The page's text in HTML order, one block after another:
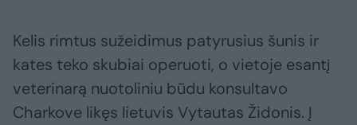
Kelis rimtus sužeidimus patyrusius šunis ir
kates teko skubiai operuoti, o vietoje esantį
veterinarą nuotoliniu būdu konsultavo
Charkove likęs lietuvis Vytautas Židonis. Į